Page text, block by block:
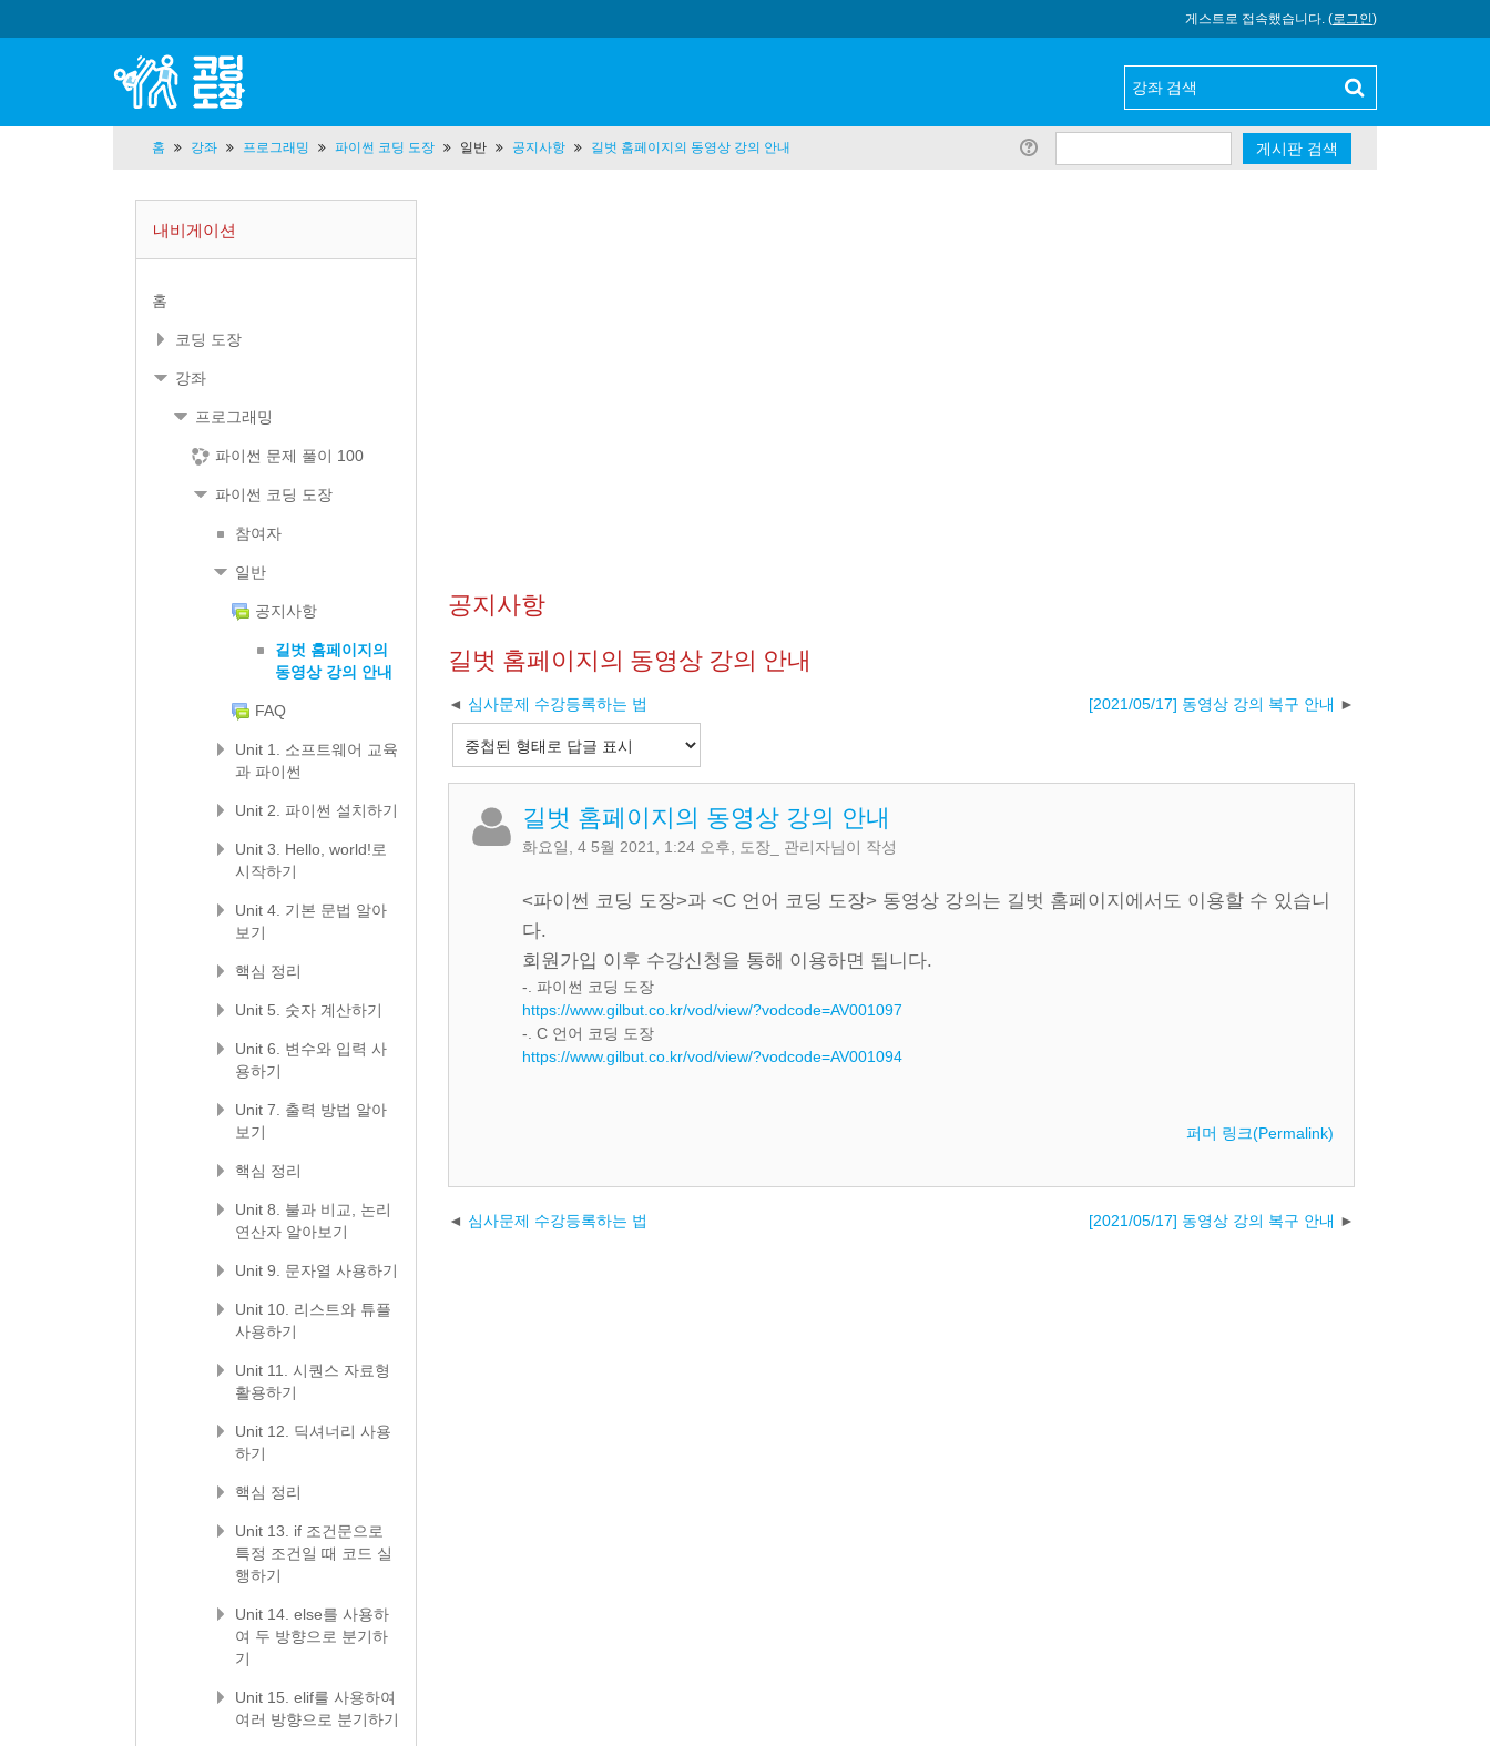
게스트로 접속했습니다. (로그인)
홈 강좌 프로그래밍 파이썬 코딩 도장 일반 공지사항 길벗 홈페이지의 동영상 강의 안내
공지사항
길벗 홈페이지의 동영상 강의 안내
심사문제 수강등록하는 법 [2021/05/17] 동영상 강의 복구 안내
길벗 홈페이지의 동영상 강의 안내
화요일, 4 5월 2021, 1:24 오후 도장_ 관리자님이 작성
<파이썬 코딩 도장>과 <C 언어 코딩 도장> 동영상 강의는 길벗 홈페이지에서도 이용할 수 있습니
다.
회원가입 이후 수강신청을 통해 이용하면 됩니다.
-. 파이썬 코딩 도장
https://www.gilbut.co.kr/vod/view/?vodcode=AV001097
-. C 언어 코딩 도장
https://www.gilbut.co.kr/vod/view/?vodcode=AV001094
퍼머 링크(Permalink)
심사문제 수강등록하는 법 [2021/05/17] 동영상 강의 복구 안내
내비게이션
홈
코딩 도장
강좌
프로그래밍
파이썬 문제 풀이 100
파이썬 코딩 도장
참여자
일반
공지사항
길벗 홈페이지의
동영상 강의 안내
FAQ
Unit 1. 소프트웨어 교육
과 파이썬
Unit 2. 파이썬 설치하기
Unit 3. Hello, world!로
시작하기
Unit 4. 기본 문법 알아
보기
핵심 정리
Unit 5. 숫자 계산하기
Unit 6. 변수와 입력 사
용하기
Unit 7. 출력 방법 알아
보기
핵심 정리
Unit 8. 불과 비교, 논리
연산자 알아보기
Unit 9. 문자열 사용하기
Unit 10. 리스트와 튜플
사용하기
Unit 11. 시퀀스 자료형
활용하기
Unit 12. 딕셔너리 사용
하기
핵심 정리
Unit 13. if 조건문으로
특정 조건일 때 코드 실
행하기
Unit 14. else를 사용하
여 두 방향으로 분기하
기
Unit 15. elif를 사용하여
여러 방향으로 분기하기